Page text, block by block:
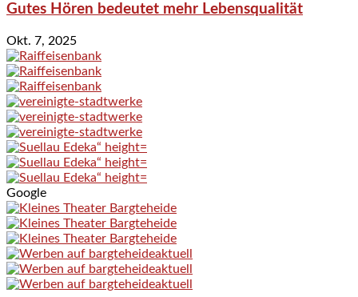
Gutes Hören bedeutet mehr Lebensqualität
Okt. 7, 2025
Google